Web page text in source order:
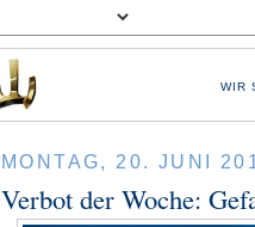
WIR
MONTAG, 20. JUNI
Verbot der Woche: